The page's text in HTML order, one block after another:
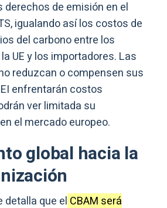
derechos de emisión en el
igualando así los costos de
del carbono entre los
UE y los importadores. Las
reduzcan o compensen sus
enfrentarán costos
ver limitada su
el mercado europeo.
global hacia la
detalla que el CBAM será